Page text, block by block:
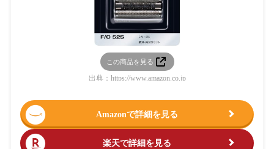
この商品を見る
出典： https://www.amazon.co.jp
Amazonで詳細を見る
楽天で詳細を見る